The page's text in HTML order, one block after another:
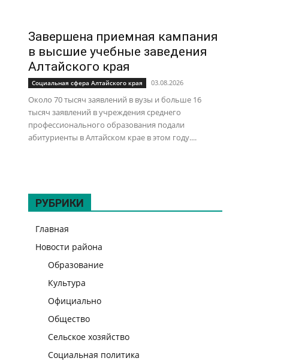
Завершена приемная кампания
в высшие учебные заведения
Алтайского края
Социальная сфера Алтайского края 03.08.2026
Около 70 тысяч заявлений в вузы и больше 16
тысяч заявлений в учреждения среднего
профессионального образования подали
абитуриенты в Алтайском крае в этом году....
РУБРИКИ
Главная
Новости района
Образование
Культура
Официально
Общество
Сельское хозяйство
Социальная политика